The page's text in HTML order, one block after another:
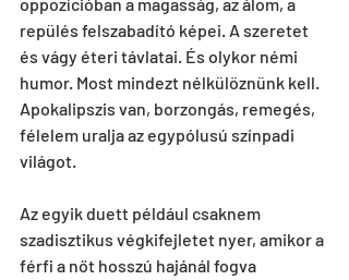
repülés felszabadító képei. A szeretet
és vágy éteri távlatai. És olykor némi
humor. Most mindezt nélkülöznünk kell.
Apokalipszis van, borzongás, remegés,
félelem uralja az egypólusú színpadi
világot.
Az egyik duett például csaknem
szadisztikus végkifejletet nyer, amikor a
férfi a nőt hosszú hajánál fogva